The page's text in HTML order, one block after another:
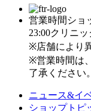
営業時間 ショ
23:00クリニッ
※店舗により
※営業時間は
了承ください。
ニュース&イ
ショップトピ